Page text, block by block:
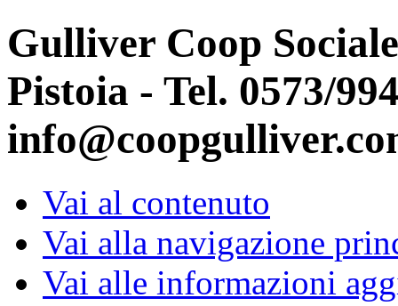
Gulliver Coop
Pistoia - Tel. 0573/
Vai al contenuto
Vai alla navigazione
Vai alle informazioni